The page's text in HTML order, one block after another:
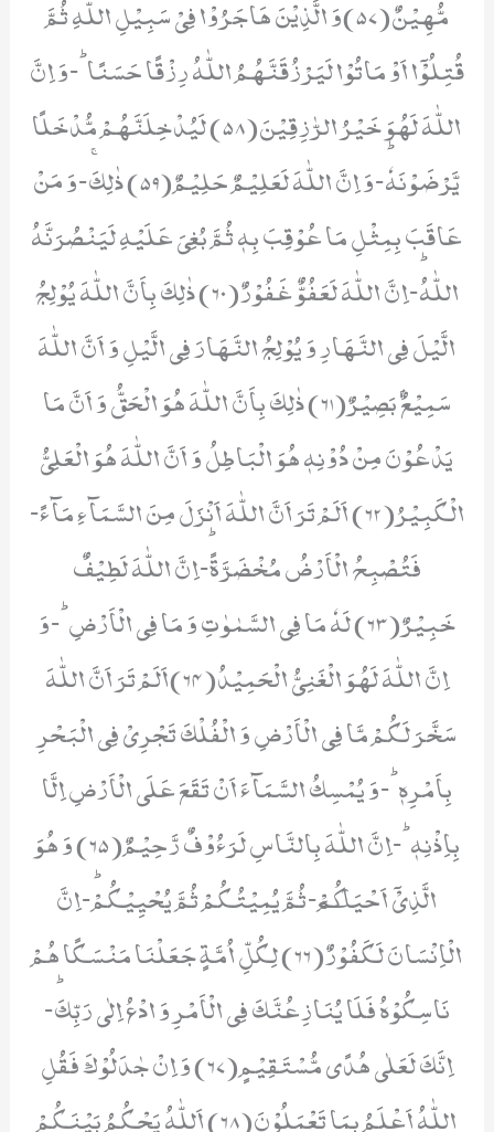
مُّهِیْنٌ(57)وَ الَّذِیْنَ هَاجَرُوْا فِیْ سَبِیْلِ اللّٰهِ ثُمَّ
قُتِلُوْۤا اَوْ مَاتُوْا لَیَرْزُقَنَّهُمُ اللّٰهُ رِزْقًا حَسَنًاؕ-وَ اِنَّ
اللّٰهَ لَهُوَ خَیْرُ الرّٰزِقِیْنَ(58) لَیُدْخِلَنَّهُمْ مُّدْخَلًا
یَّرْضَوْنَهٗؕ-وَ اِنَّ اللّٰهَ لَعَلِیْمٌ حَلِیْمٌ(59) ذٰلِكَۚ-وَ مَنْ
عَاقَبَ بِمِثْلِ مَا عُوْقِبَ بِهٖ ثُمَّ بُغِیَ عَلَیْهِ لَیَنْصُرَنَّهُ
اللّٰهُؕ-اِنَّ اللّٰهَ لَعَفُوٌّ غَفُوْرٌ(60) ذٰلِكَ بِاَنَّ اللّٰهَ یُوْلِجُ
الَّیْلَ فِی النَّهَارِ وَ یُوْلِجُ النَّهَارَ فِی الَّیْلِ وَ اَنَّ اللّٰهَ
سَمِیْعٌۢ بَصِیْرٌ(61) ذٰلِكَ بِاَنَّ اللّٰهَ هُوَ الْحَقُّ وَ اَنَّ مَا
یَدْعُوْنَ مِنْ دُوْنِهٖ هُوَ الْبَاطِلُ وَ اَنَّ اللّٰهَ هُوَ الْعَلِیُّ
الْكَبِیْرُ(62) اَلَمْ تَرَ اَنَّ اللّٰهَ اَنْزَلَ مِنَ السَّمَآءِ مَآءً-
فَتُصْبِحُ الْاَرْضُ مُخْضَرَّةًؕ-اِنَّ اللّٰهَ لَطِیْفٌ
خَبِیْرٌ(63) لَهٗ مَا فِی السَّمٰوٰتِ وَ مَا فِی الْاَرْضِؕ-وَ
اِنَّ اللّٰهَ لَهُوَ الْغَنِیُّ الْحَمِیْدُ(64)اَلَمْ تَرَ اَنَّ اللّٰهَ
سَخَّرَ لَكُمْ مَّا فِی الْاَرْضِ وَ الْفُلْكَ تَجْرِیْ فِی الْبَحْرِ
بِاَمْرِهٖؕ-وَ یُمْسِكُ السَّمَآءَ اَنْ تَقَعَ عَلَى الْاَرْضِ اِلَّا
بِاِذْنِهٖؕ-اِنَّ اللّٰهَ بِالنَّاسِ لَرَءُوْفٌ رَّحِیْمٌ(65) وَ هُوَ
الَّذِیْۤ اَحْیَاكُمْ٘-ثُمَّ یُمِیْتُكُمْ ثُمَّ یُحْیِیْكُمْؕ-اِنَّ
الْاِنْسَانَ لَكَفُوْرٌ(66) لِكُلِّ اُمَّةٍ جَعَلْنَا مَنْسَكًا هُمْ
نَاسِكُوْهُ فَلَا یُنَازِعُنَّكَ فِی الْاَمْرِ وَ ادْعُ اِلٰى رَبِّكَؕ-
اِنَّكَ لَعَلٰى هُدًى مُّسْتَقِیْمٍ(67) وَ اِنْ جٰدَلُوْكَ فَقُلِ
اللّٰهُ اَعْلَمُ بِمَا تَعْمَلُوْنَ(68) اَللّٰهُ یَحْكُمُ بَیْنَكُمْ